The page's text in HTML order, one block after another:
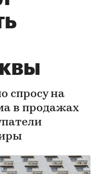
спросу на
в продажах